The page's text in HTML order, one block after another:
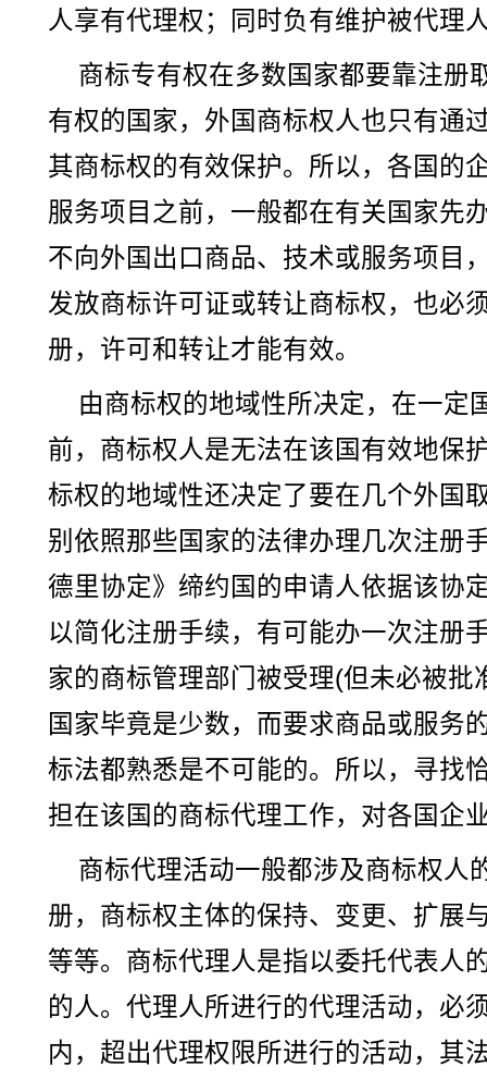
人享有代理权；同时负有维护被代理
商标专有权在多数国家都要靠注册
有权的国家，外国商标权人也只有通
其商标权的有效保护。所以，各国的
服务项目之前，一般都在有关国家先
不向外国出口商品、技术或服务项目
发放商标许可证或转让商标权，也必
册，许可和转让才能有效。
由商标权的地域性所决定，在一定
前，商标权人是无法在该国有效地保
标权的地域性还决定了要在几个外国
别依照那些国家的法律办理几次注册
德里协定》缔约国的申请人依据该协
以简化注册手续，有可能办一次注册
家的商标管理部门被受理(但未必被批
国家毕竟是少数，而要求商品或服务
标法都熟悉是不可能的。所以，寻找
担在该国的商标代理工作，对各国企
商标代理活动一般都涉及商标权人
册，商标权主体的保持、变更、扩展
等等。商标代理人是指以委托代表人
的人。代理人所进行的代理活动，必
内，超出代理权限所进行的活动，其